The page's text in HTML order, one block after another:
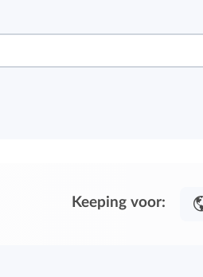
Keeping voor: